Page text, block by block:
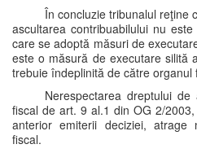
În concluzie tribunalul reţine
ascultarea contribuabilului nu
care se adoptă măsuri de
este o măsură de executare silită
trebuie îndeplinită de către organul
Nerespectarea dreptului
fiscal de art. 9 al.1 din OG 2/
anterior emiterii deciziei, atrage
fiscal.